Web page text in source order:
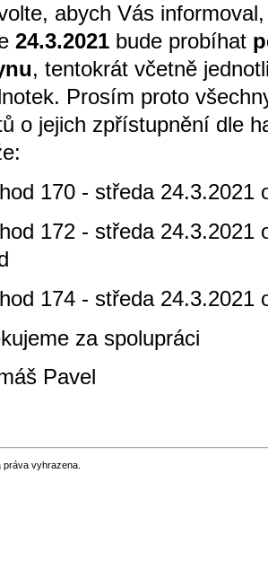
abych Vás
24.3.2021 bude probíhat
, tentokrát včetně
Prosím proto
o jejich zpřístupnění dle
170 - středa 24.3.2021
172 - středa 24.3.2021
174 - středa 24.3.2021
za spolupráci
Pavel
vyhrazena.